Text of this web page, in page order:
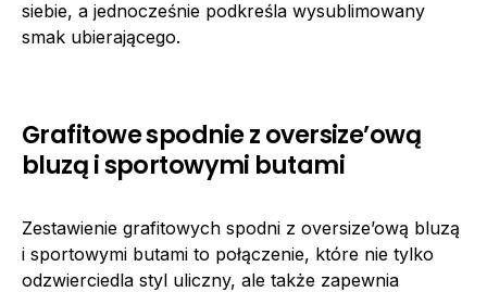
siebie, a jednocześnie podkreśla wysublimowany
smak ubierającego.
Grafitowe spodnie z oversize’ową
bluzą i sportowymi butami
Zestawienie grafitowych spodni z oversize’ową bluzą
i sportowymi butami to połączenie, które nie tylko
odzwierciedla styl uliczny, ale także zapewnia